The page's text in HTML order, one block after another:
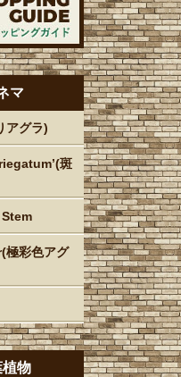
マ
アグラ)
斑
彩色アグ
物